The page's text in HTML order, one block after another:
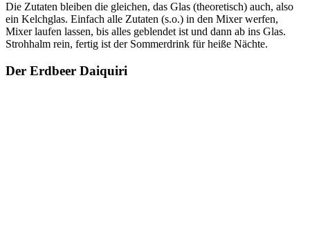
Die Zutaten bleiben die gleichen, das Glas (theoretisch) auch, also
ein Kelchglas. Einfach alle Zutaten (s.o.) in den Mixer werfen,
Mixer laufen lassen, bis alles geblendet ist und dann ab ins Glas.
Strohhalm rein, fertig ist der Sommerdrink für heiße Nächte.
Der Erdbeer Daiquiri